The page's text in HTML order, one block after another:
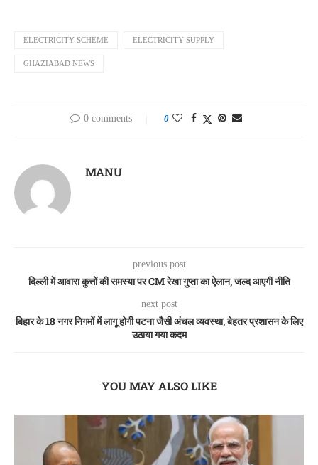
ELECTRICITY SCHEME ELECTRICITY SUPPLY
GHAZIABAD NEWS
0 comments 0
MANU
previous post
दिल्ली में आवारा कुत्तों की समस्या पर CM रेखा गुप्ता का ऐलान, जल्द आएगी नीति
next post
बिहार के 18 नगर निगमों में लागू होगी पटना जैसी अंचल व्यवस्था, बेहतर प्रशासन के लिए
उठाया गया कदम
YOU MAY ALSO LIKE